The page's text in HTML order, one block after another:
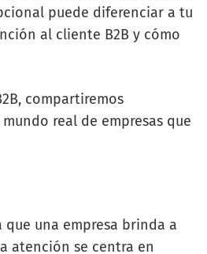
puede diferenciar a tu
al cliente B2B y cómo
compartiremos
real de empresas que
una empresa brinda a
atención se centra en